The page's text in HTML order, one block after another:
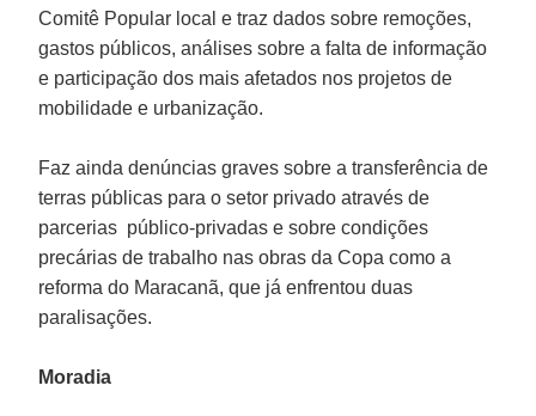
Comitê Popular local e traz dados sobre remoções,
gastos públicos, análises sobre a falta de informação
e participação dos mais afetados nos projetos de
mobilidade e urbanização.
Faz ainda denúncias graves sobre a transferência de
terras públicas para o setor privado através de
parcerias público-privadas e sobre condições
precárias de trabalho nas obras da Copa como a
reforma do Maracanã, que já enfrentou duas
paralisações.
Moradia